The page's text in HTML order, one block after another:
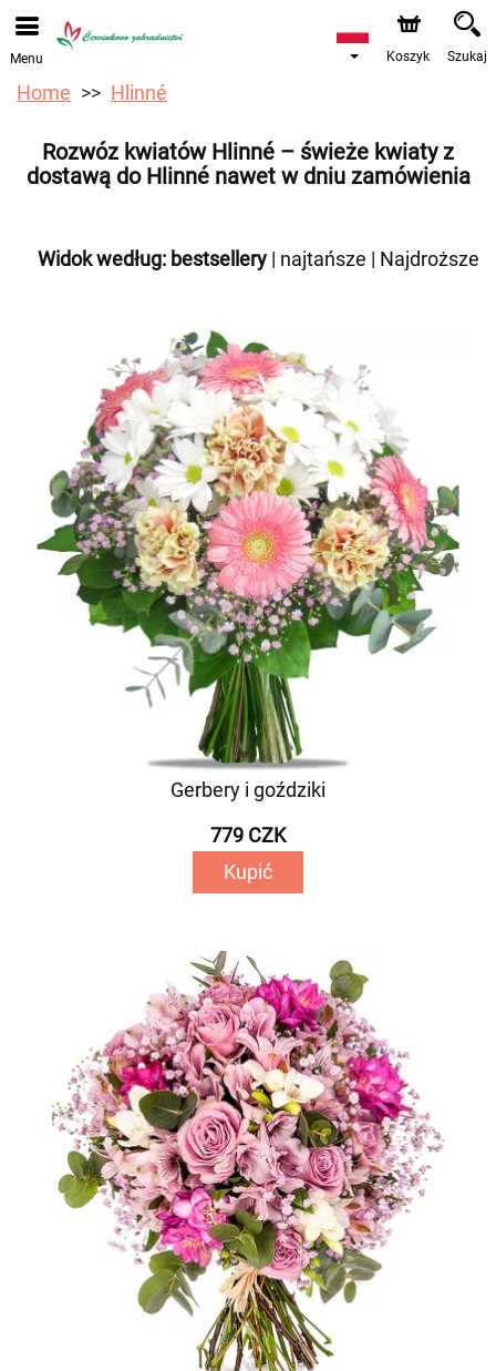
Przyjmujemy zamówienia za pośrednictwem naszego
sklepu internetowego. Najbliższy możliwy termin dostawy
to 12.08.2026 z powodu urlopu.
Menu Koszyk Szukaj
Home Hlinné
Rozwóz kwiatów Hlinné – świeże kwiaty z
dostawą do Hlinné nawet w dniu zamówienia
Widok według: bestsellery | najtańsze | Najdroższe
Gerbery i goździki
779 CZK
Kupić